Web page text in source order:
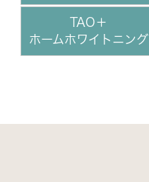
TAO＋
ホームホワイトニング